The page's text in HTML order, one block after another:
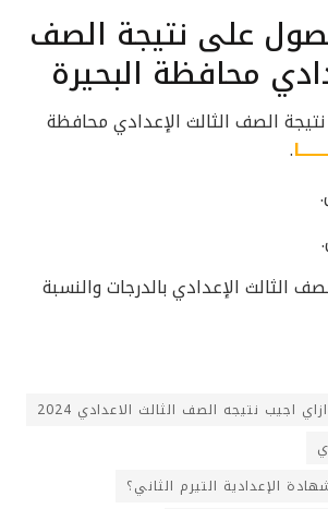
على نتيجة الصف
محافظة البحيرة
الصف الثالث الإعدادي محافظة
.
الثالث الإعدادي بالدرجات والنسبة
ازاي اجيب نتيجه الصف الثالث الاعدادي 2024
الإعدادية التيرم الثاني؟